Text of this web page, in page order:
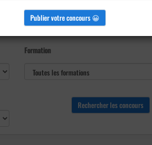
Formation
Publier votre concours 😀